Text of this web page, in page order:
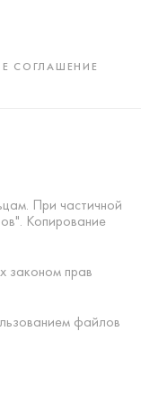
СОГЛАШЕНИЕ
При частичной
Копирование
законом прав
файлов